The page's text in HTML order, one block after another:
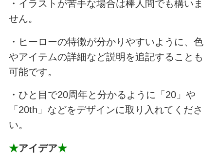
・イラストが苦手な場合は棒人間でも構いま
せん。
・ヒーローの特徴が分かりやすいように、色
やアイテムの詳細など説明を追記することも
可能です。
・ひと目で20周年と分かるように「20」や
「20th」などをデザインに取り入れてくださ
い。
★アイデア★